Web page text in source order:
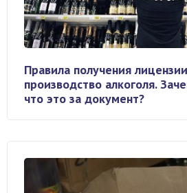
Правила получения
производство алкоголя.
что это за документ?